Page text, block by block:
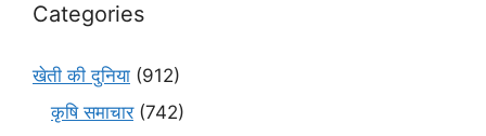
Categories
खेती की दुनिया (912)
कृषि समाचार(742)